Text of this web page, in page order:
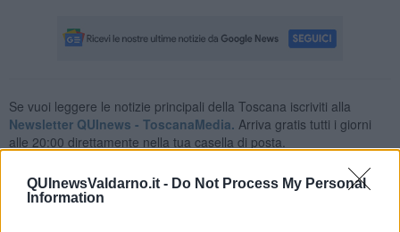
QUInewsValdarno.it - Do Not Process My Personal
Information
Se vuoi leggere le notizie principali della Toscana iscriviti alla
Newsletter QUInews - ToscanaMedia. Arriva gratis tutti i giorni
alle 20:00 direttamente nella tua casella di posta.
Ti potrebbe interessare anche: